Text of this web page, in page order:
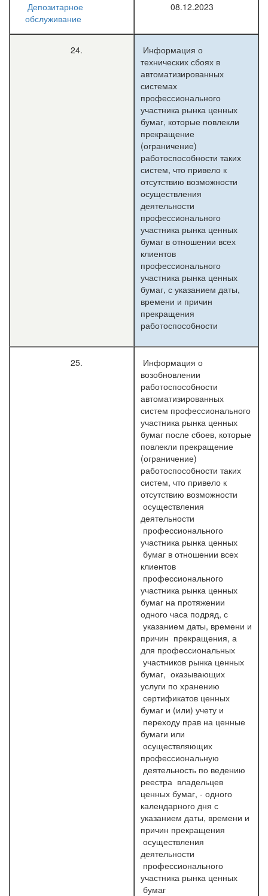
Депозитарное
обслуживание
08.12.2023
24.
Информация о
технических сбоях в
автоматизированных
системах
профессионального
участника рынка ценных
бумаг, которые повлекли
прекращение
(ограничение)
работоспособности таких
систем, что привело к
отсутствию возможности
осуществления
деятельности
профессионального
участника рынка ценных
бумаг в отношении всех
клиентов
профессионального
участника рынка ценных
бумаг, с указанием даты,
времени и причин
прекращения
работоспособности
25.
Информация о
возобновлении
работоспособности
автоматизированных
систем профессионального
участника рынка ценных
бумаг после сбоев, которые
повлекли прекращение
(ограничение)
работоспособности таких
систем, что привело к
отсутствию возможности
осуществления
деятельности
профессионального
участника рынка ценных
бумаг в отношении всех
клиентов
профессионального
участника рынка ценных
бумаг на протяжении
одного часа подряд, с
указанием даты, времени и
причин прекращения, а
для профессиональных
участников рынка ценных
бумаг, оказывающих
услуги по хранению
сертификатов ценных
бумаг и (или) учету и
переходу прав на ценные
бумаги или
осуществляющих
профессиональную
деятельность по ведению
реестра владельцев
ценных бумаг, - одного
календарного дня с
указанием даты, времени и
причин прекращения
осуществления
деятельности
профессионального
участника рынка ценных
бумаг